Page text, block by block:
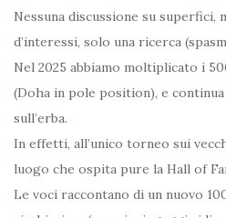
Nessuna discussione su
d’interessi, solo una ricerca
Nel 2025 abbiamo moltiplicato i
(Doha in pole position), e continua
sull’erba.
In effetti, all’unico torneo sui
luogo che ospita pure la Hall of
Le voci raccontano di un nuovo